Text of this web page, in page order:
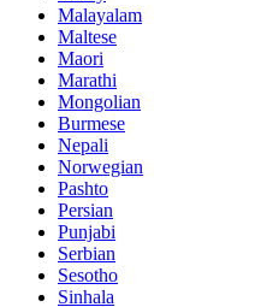
Malayalam
Maltese
Maori
Marathi
Mongolian
Burmese
Nepali
Norwegian
Pashto
Persian
Punjabi
Serbian
Sesotho
Sinhala